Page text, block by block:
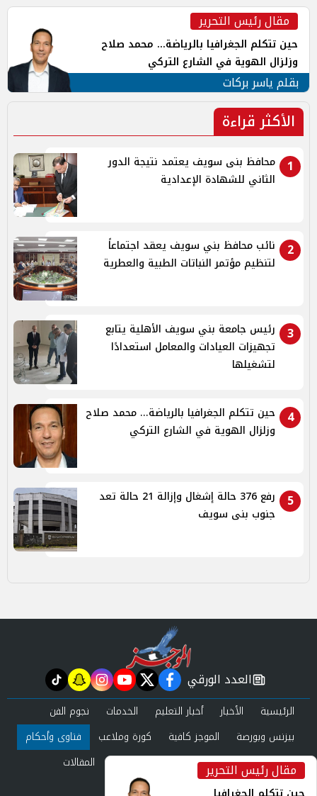
مقال رئيس التحرير
حين تتكلم الجغرافيا بالرياضة... محمد صلاح
وزلزال الهوية في الشارع التركي
بقلم ياسر بركات
الأكثر قراءة
1
محافظ بنى سويف يعتمد نتيجة الدور
الثاني للشهادة الإعدادية
2
نائب محافظ بني سويف يعقد اجتماعاً
لتنظيم مؤتمر النباتات الطبية والعطرية
3
رئيس جامعة بني سويف الأهلية يتابع
تجهيزات العيادات والمعامل استعدادًا
لتشغيلها
4
حين تتكلم الجغرافيا بالرياضة... محمد صلاح
وزلزال الهوية في الشارع التركي
5
رفع 376 حالة إشغال وإزالة 21 حالة تعد
جنوب بنى سويف
مقال رئيس التحرير
newspaper
العدد الورقي facebook
twitter
youtube
instagram
snapchat
tiktok
الرئيسية الأخبار أخبار التعليم الخدمات
نجوم الفن
بيزنس وبورصة
الموجز كافية كورة وملاعب
فتاوى وأحكام
صحة وجمال
عرب وعالم حوادث ومحاكم
المقالات
العدد الورقي